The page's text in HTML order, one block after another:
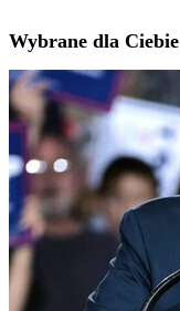
Wybrane dla Ciebie